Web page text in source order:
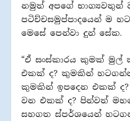
නමුත් අපගේ භාග්‍යවතුන්
පටිච්චසමුප්පාදයෙන් ම
මෙසේ පෙන්වා දුන් සේක.
“ඒ සංස්කාරය කුමක් මුල්
එකක් ද? කුමකින්
කුමකින් ඉපදෙන එකක්
වන එකක් ද?‍ පින්වත්
සහගත ස්පර්ශයෙන්